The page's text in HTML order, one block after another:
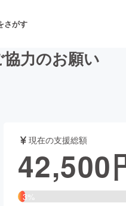
さがす
ォーマンス
力のお願い
現在の支援総額
42,500
3%